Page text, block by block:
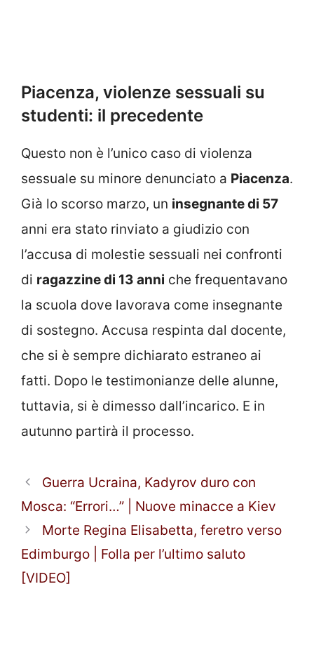
Piacenza, violenze sessuali su
studenti: il precedente
Questo non è l’unico caso di violenza
sessuale su minore denunciato a Piacenza.
Già lo scorso marzo, un insegnante di 57
anni era stato rinviato a giudizio con
l’accusa di molestie sessuali nei confronti
di ragazzine di 13 anni che frequentavano
la scuola dove lavorava come insegnante
di sostegno. Accusa respinta dal docente,
che si è sempre dichiarato estraneo ai
fatti. Dopo le testimonianze delle alunne,
tuttavia, si è dimesso dall’incarico. E in
autunno partirà il processo.
Guerra Ucraina, Kadyrov duro con
Mosca: “Errori…” | Nuove minacce a Kiev
Morte Regina Elisabetta, feretro verso
Edimburgo | Folla per l’ultimo saluto
[VIDEO]